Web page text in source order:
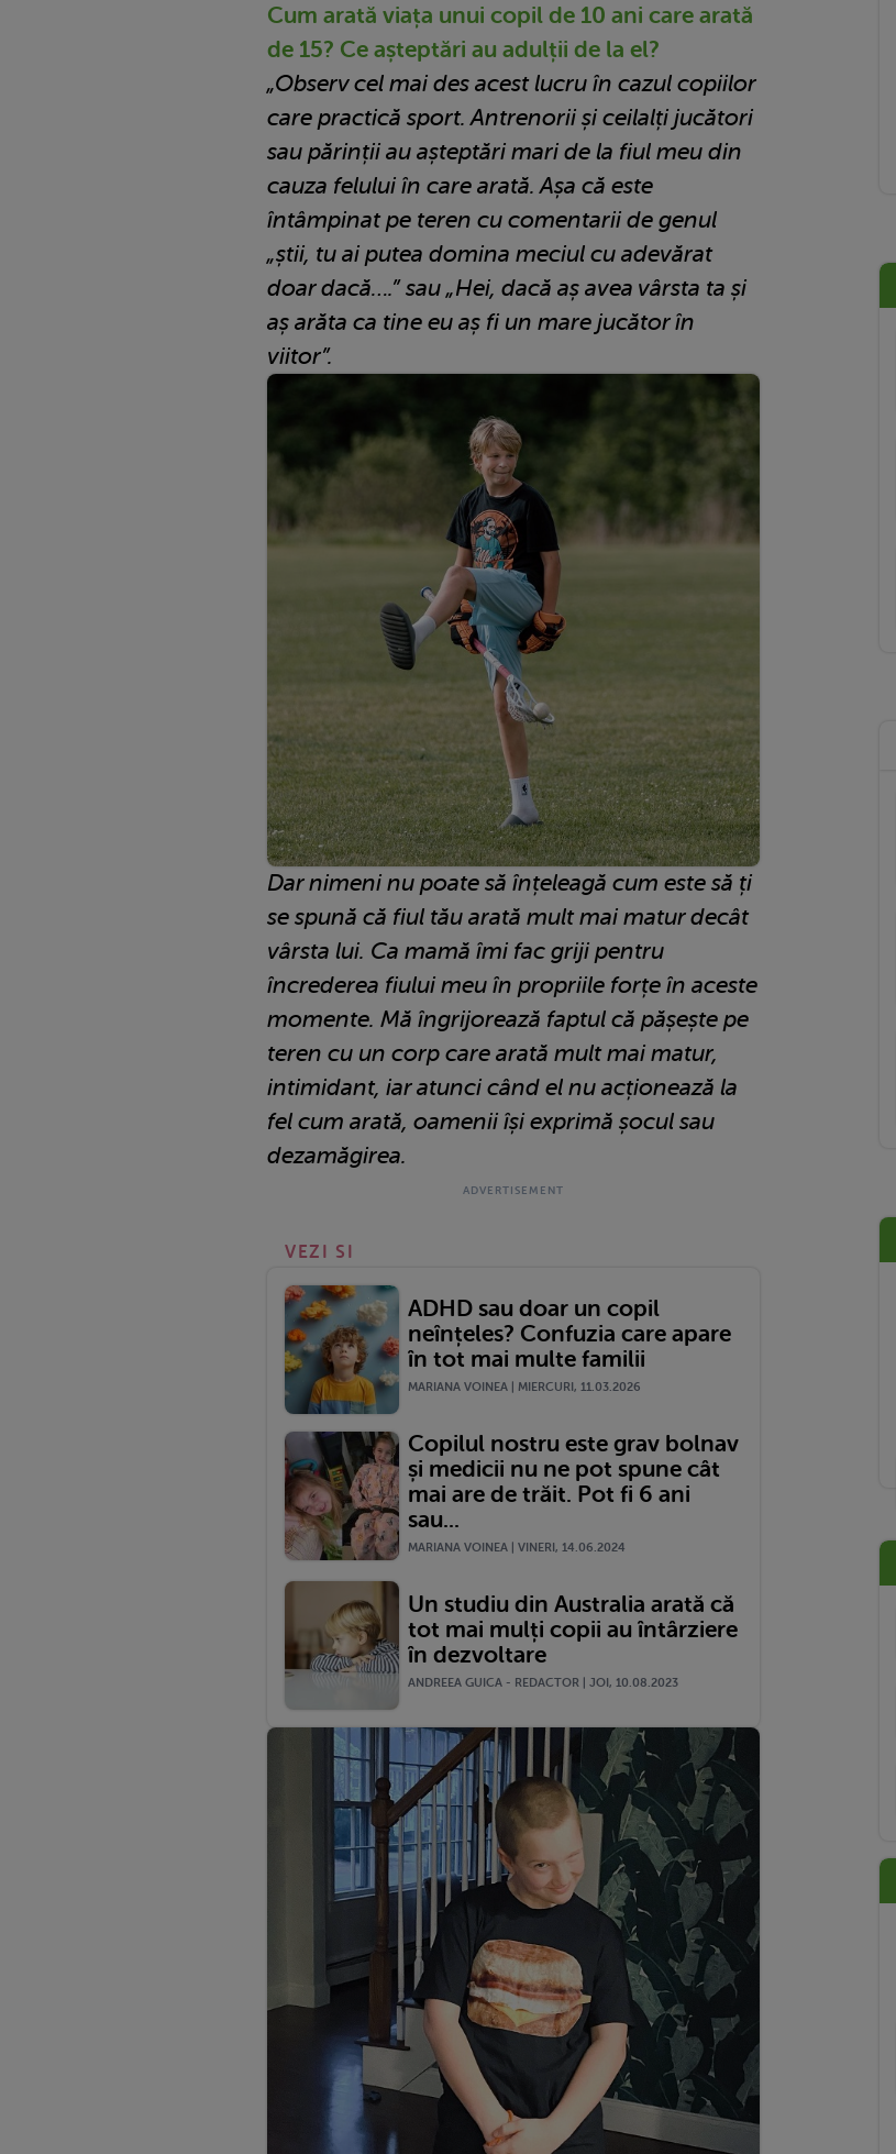
Cum arată viața unui copil de 10 ani care arată
de 15? Ce așteptări au adulții de la el?
„Observ cel mai des acest lucru în cazul copiilor
care practică sport. Antrenorii și ceilalți jucători
sau părinții au așteptări mari de la fiul meu din
cauza felului în care arată. Așa că este
întâmpinat pe teren cu comentarii de genul
„știi, tu ai putea domina meciul cu adevărat
doar dacă….” sau „Hei, dacă aș avea vârsta ta și
aș arăta ca tine eu aș fi un mare jucător în
viitor”.
Dar nimeni nu poate să înțeleagă cum este să ți
se spună că fiul tău arată mult mai matur decât
vârsta lui. Ca mamă îmi fac griji pentru
încrederea fiului meu în propriile forțe în aceste
momente. Mă îngrijorează faptul că pășește pe
teren cu un corp care arată mult mai matur,
intimidant, iar atunci când el nu acționează la
fel cum arată, oamenii își exprimă șocul sau
dezamăgirea.
VEZI SI
ADHD sau doar un copil
neînțeles? Confuzia care apare
în tot mai multe familii
MARIANA VOINEA | MIERCURI, 11.03.2026
Copilul nostru este grav bolnav
și medicii nu ne pot spune cât
mai are de trăit. Pot fi 6 ani
sau...
MARIANA VOINEA | VINERI, 14.06.2024
Un studiu din Australia arată că
tot mai mulți copii au întârziere
în dezvoltare
ANDREEA GUICA - REDACTOR | JOI, 10.08.2023